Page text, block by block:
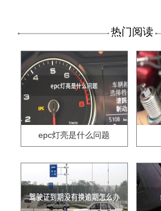
热门阅读
epc灯亮是什么问题